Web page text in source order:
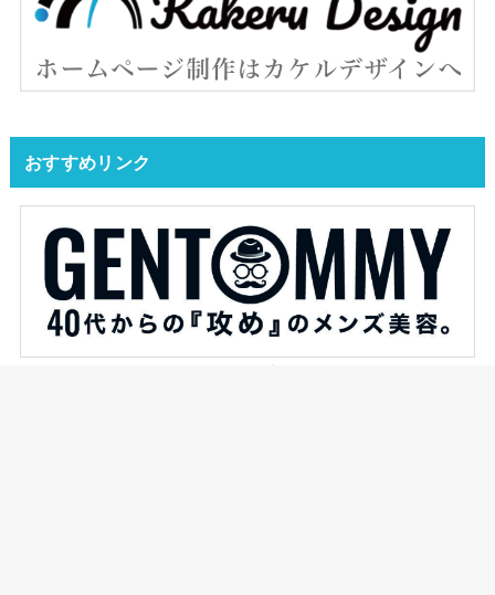
おすすめリンク